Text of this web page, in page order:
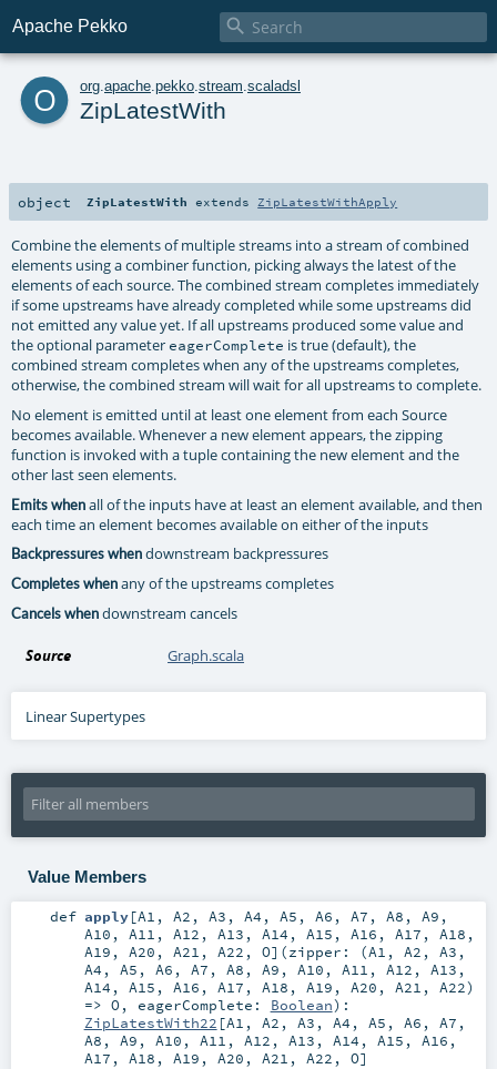
Apache Pekko 
o org apache pekko stream scaladsl
ZipLatestWith
object ZipLatestWith extends ZipLatestWithApply
Combine the elements of multiple streams into a stream of combined
elements using a combiner function, picking always the latest of the
elements of each source. The combined stream completes immediately
if some upstreams have already completed while some upstreams did
not emitted any value yet. If all upstreams produced some value and
the optional parameter eagerComplete is true (default), the
combined stream completes when any of the upstreams completes,
otherwise, the combined stream will wait for all upstreams to complete.
No element is emitted until at least one element from each Source
becomes available. Whenever a new element appears, the zipping
function is invoked with a tuple containing the new element and the
other last seen elements.
Emits whenall of the inputs have at least an element available, and then
each time an element becomes available on either of the inputs
Backpressures whendownstream backpressures
Completes whenany of the upstreams completes
Cancels whendownstream cancels
Source Graph.scala
Linear Supertypes
Value Members
def apply[A1 , A2 , A3 , A4 , A5 , A6 , A7 , A8 , A9 ,
A10 , A11 , A12 , A13 , A14 , A15 , A16 , A17 , A18 ,
A19 , A20 , A21 , A22 , O] (zipper: (A1 , A2 , A3 ,
A4 , A5 , A6 , A7 , A8 , A9 , A10 , A11 , A12 , A13 ,
A14 , A15 , A16 , A17 , A18 , A19 , A20 , A21 , A22)
=> O, eagerComplete: Boolean) :
ZipLatestWith22 [A1 , A2 , A3 , A4 , A5 , A6 , A7 ,
A8 , A9 , A10 , A11 , A12 , A13 , A14 , A15 , A16 ,
A17 , A18 , A19 , A20 , A21 , A22 , O]